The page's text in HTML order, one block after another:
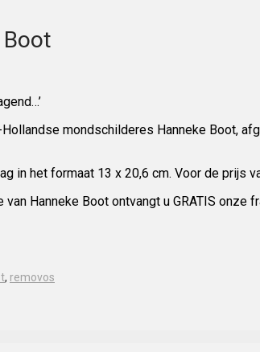
Boot
mondschilderes Hanneke Boot,
in het formaat 13 x 20,6 cm. Voor de prijs
Hanneke Boot ontvangt u GRATIS onze
, removos